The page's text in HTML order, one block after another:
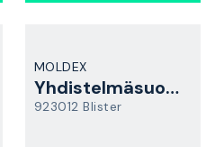
MOLDEX
Yhdistelmäsuodatin
923012 Blister